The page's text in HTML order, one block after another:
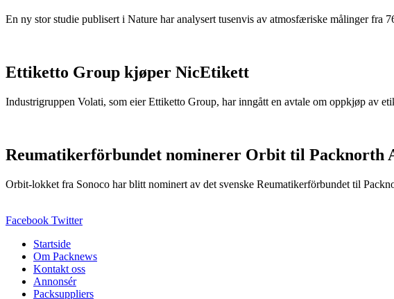
En ny stor studie publisert i Nature har analysert tusenvis av atmosfæriske målinger fra
Ettiketto Group kjøper NicEtikett
Industrigruppen Volati, som eier Ettiketto Group, har inngått en avtale om oppkjøp av
Reumatikerförbundet nominerer Orbit til Packnorth
Orbit-lokket fra Sonoco har blitt nominert av det svenske Reumatikerförbundet til
Facebook Twitter
Startside
Om Packnews
Kontakt oss
Annonsér
Packsuppliers